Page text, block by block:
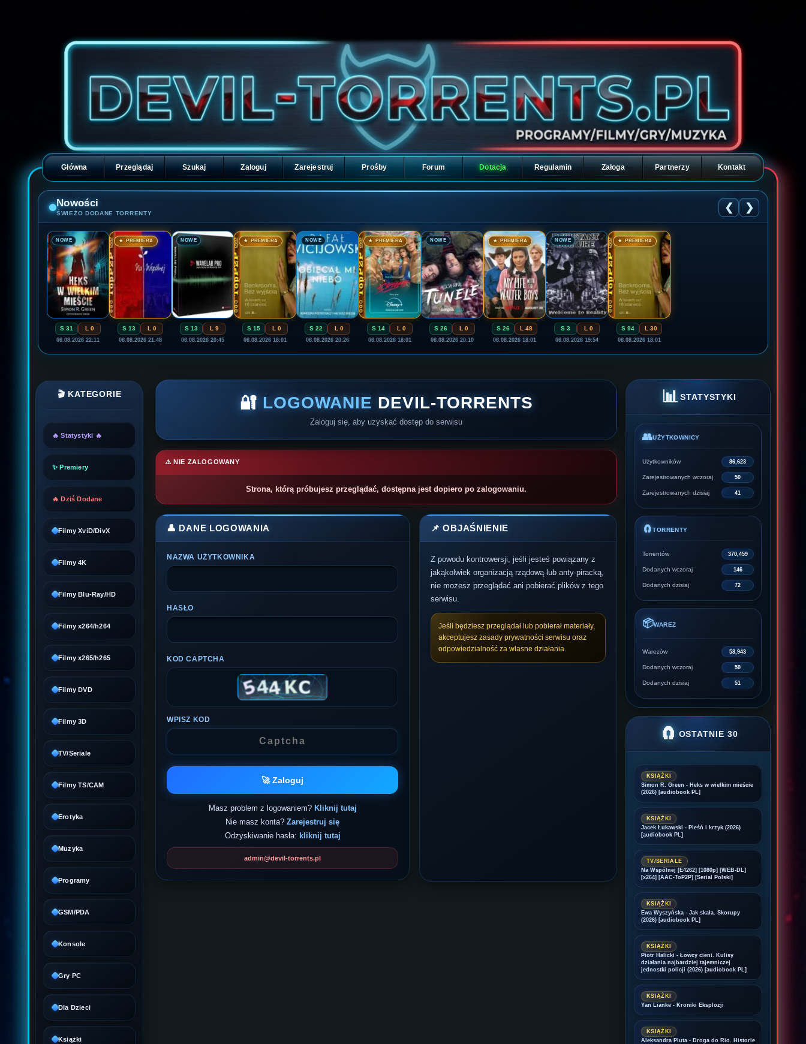
Główna Przeglądaj Szukaj Zaloguj Zarejestruj Prośby Forum Dotacja Regulamin Załoga Partnerzy Kontakt
Nowości
ŚWIEŻO DODANE TORRENTY ❮ ❯
🎬NOWE
S 31 L 0
06.08.2026 22:11
🎬★ PREMIERA
S 13 L 0
06.08.2026 21:48
🎬NOWE
S 13 L 9
06.08.2026 20:45
🎬★ PREMIERA
S 15 L 0
06.08.2026 18:01
🎬NOWE
S 22 L 0
06.08.2026 20:26
🎬★ PREMIERA
S 14 L 0
06.08.2026 18:01
🎬NOWE
S 26 L 0
06.08.2026 20:10
🎬★ PREMIERA
S 26 L 48
06.08.2026 18:01
🎬NOWE
S 3 L 0
06.08.2026 19:54
🎬★ PREMIERA
S 94 L 30
06.08.2026 18:01
🎬 KATEGORIE
🔥 Statystyki 🔥
✨ Premiery
🔥 Dziś Dodane
Filmy XviD/DivX
Filmy 4K
Filmy Blu-Ray/HD
Filmy x264/h264
Filmy x265/h265
Filmy DVD
Filmy 3D
TV/Seriale
Filmy TS/CAM
Erotyka
Muzyka
Programy
GSM/PDA
Konsole
Gry PC
Dla Dzieci
Książki
📊 STATYSTYKI
👥UŻYTKOWNICY
Użytkowników 86,623
Zarejestrowanych wczoraj 50
Zarejestrowanych dzisiaj 41
🧲TORRENTY
Torrentów 370,459
Dodanych wczoraj 146
Dodanych dzisiaj 72
📦WAREZ
Warezów 58,943
Dodanych wczoraj 50
Dodanych dzisiaj 51
🧲 OSTATNIE 30
KSIĄŻKI
Simon R. Green - Heks w wielkim mieście
(2026) [audiobook PL]
KSIĄŻKI
Jacek Łukawski - Pieśń i krzyk (2026)
[audiobook PL]
TV/SERIALE
Na Wspólnej [E4262] [1080p] [WEB-DL]
[x264] [AAC-ToP2P] [Serial Polski]
KSIĄŻKI
Ewa Wyszyńska - Jak skała. Skorupy
(2026) [audiobook PL]
KSIĄŻKI
Piotr Halicki - Łowcy cieni. Kulisy
działania najbardziej tajemniczej
jednostki policji (2026) [audiobook PL]
KSIĄŻKI
Yan Lianke - Kroniki Eksplozji
KSIĄŻKI
Aleksandra Pluta - Droga do Rio. Historie
🔐 LOGOWANIE DEVIL-TORRENTS
Zaloguj się, aby uzyskać dostęp do serwisu
⚠️ NIE ZALOGOWANY
Strona, którą próbujesz przeglądać, dostępna jest dopiero po zalogowaniu.
👤 DANE LOGOWANIA
NAZWA UŻYTKOWNIKA
HASŁO
KOD CAPTCHA
WPISZ KOD
🚀 Zaloguj
Masz problem z logowaniem? Kliknij tutaj
Nie masz konta? Zarejestruj się
Odzyskiwanie hasła: kliknij tutaj
admin@devil-torrents.pl
📌 OBJAŚNIENIE
Z powodu kontrowersji, jeśli jesteś powiązany z
jakąkolwiek organizacją rządową lub anty-piracką,
nie możesz przeglądać ani pobierać plików z tego
serwisu.
Jeśli będziesz przeglądał lub pobierał materiały,
akceptujesz zasady prywatności serwisu oraz
odpowiedzialność za własne działania.